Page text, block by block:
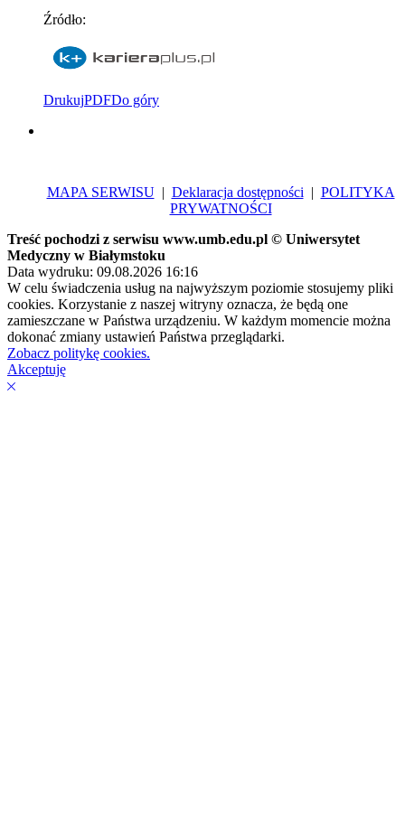
Źródło:
DrukujPDFDo góry
MAPA SERWISU| Deklaracja dostępności | POLITYKA
PRYWATNOŚCI
Treść pochodzi z serwisu www.umb.edu.pl © Uniwersytet
Medyczny w Białymstoku
Data wydruku: 09.08.2026 16:16
W celu świadczenia usług na najwyższym poziomie stosujemy pliki
cookies. Korzystanie z naszej witryny oznacza, że będą one
zamieszczane w Państwa urządzeniu. W każdym momencie można
dokonać zmiany ustawień Państwa przeglądarki.
Zobacz politykę cookies.
Akceptuję